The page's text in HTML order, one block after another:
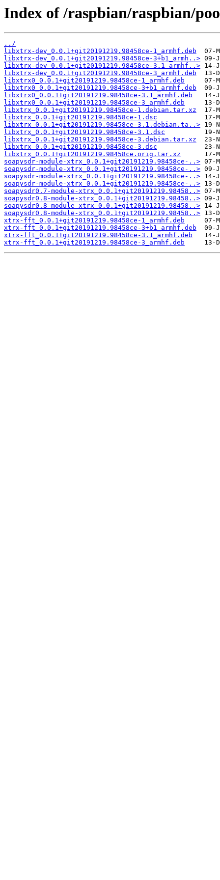
Index of /raspbian/raspbian/
../
libxtrx-dev_0.0.1+git20191219.98458ce-1_armhf.deb
libxtrx-dev_0.0.1+git20191219.98458ce-3+b1_armh..>
libxtrx-dev_0.0.1+git20191219.98458ce-3.1_armhf..>
libxtrx-dev_0.0.1+git20191219.98458ce-3_armhf.deb
libxtrx0_0.0.1+git20191219.98458ce-1_armhf.deb
libxtrx0_0.0.1+git20191219.98458ce-3+b1_armhf.deb
libxtrx0_0.0.1+git20191219.98458ce-3.1_armhf.deb
libxtrx0_0.0.1+git20191219.98458ce-3_armhf.deb
libxtrx_0.0.1+git20191219.98458ce-1.debian.tar.xz
libxtrx_0.0.1+git20191219.98458ce-1.dsc
libxtrx_0.0.1+git20191219.98458ce-3.1.debian.ta..>
libxtrx_0.0.1+git20191219.98458ce-3.1.dsc
libxtrx_0.0.1+git20191219.98458ce-3.debian.tar.xz
libxtrx_0.0.1+git20191219.98458ce-3.dsc
libxtrx_0.0.1+git20191219.98458ce.orig.tar.xz
soapysdr-module-xtrx_0.0.1+git20191219.98458ce-..>
soapysdr-module-xtrx_0.0.1+git20191219.98458ce-..>
soapysdr-module-xtrx_0.0.1+git20191219.98458ce-..>
soapysdr-module-xtrx_0.0.1+git20191219.98458ce-..>
soapysdr0.7-module-xtrx_0.0.1+git20191219.98458..>
soapysdr0.8-module-xtrx_0.0.1+git20191219.98458..>
soapysdr0.8-module-xtrx_0.0.1+git20191219.98458..>
soapysdr0.8-module-xtrx_0.0.1+git20191219.98458..>
xtrx-fft_0.0.1+git20191219.98458ce-1_armhf.deb
xtrx-fft_0.0.1+git20191219.98458ce-3+b1_armhf.deb
xtrx-fft_0.0.1+git20191219.98458ce-3.1_armhf.deb
xtrx-fft_0.0.1+git20191219.98458ce-3_armhf.deb